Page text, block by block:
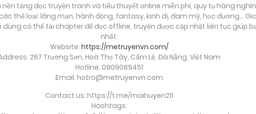
nền tảng đọc truyện tranh và tiểu thuyết online miễn phí, quy tụ hàng
thể loại: lãng mạn, hành động, fantasy, kinh dị, đam mỹ, học đường…
có thể tải chapter để đọc offline, truyện được cập nhật liên tục giúp
nhất.
Website: https://metruyenvn.com/
267 Trường Sơn, Hoà Thọ Tây, Cẩm Lệ, Đà Nẵng, Việt Nam
Hotline: 0909089451
Email: hotro@metruyenvn.com
Contact us: https://t.me/maihuyen211
Hashtags: